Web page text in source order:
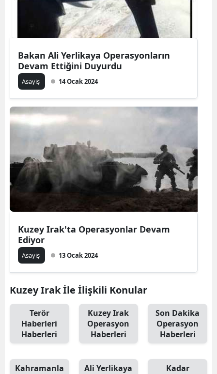
Bakan Ali Yerlikaya Operasyonların
Devam Ettiğini Duyurdu
Asayiş 14 Ocak 2024
Kuzey Irak'ta Operasyonlar Devam
Ediyor
Asayiş 13 Ocak 2024
Kuzey Irak İle İlişkili Konular
Terör
Haberleri
Haberleri
Kuzey Irak
Operasyon
Haberleri
Son Dakika
Operasyon
Haberleri
Kahramanla
Ali Yerlikaya
Kadar